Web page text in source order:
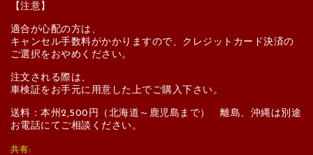
【注意】
適合が心配の方は、
キャンセル手数料がかかりますので、クレジットカード決済の
ご選択をおやめください。
注文される際は、
車検証をお手元に用意した上でご購入下さい。
送料：本州2,500円（北海道～鹿児島まで） 離島、沖縄は別途
お電話にてご相談ください。
共有: